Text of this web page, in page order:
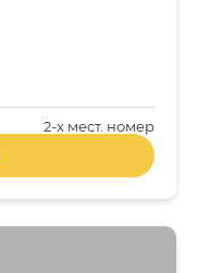
2-x мест. номер